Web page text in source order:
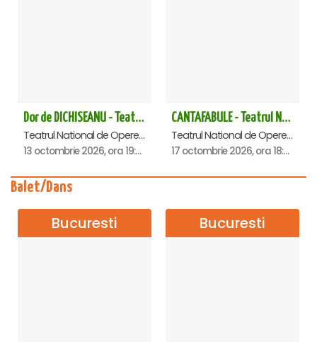
Dor de DICHISEANU - Teatrul Național de Operetă și Musical „Ion Dacian"
Teatrul National de Opereta si Musical Ion Dacian, Bucuresti
13 octombrie 2026, ora 19:00
CANTAFABULE - Teatrul National de Opereta si Musical
Teatrul National de Opereta si Musical Ion Dacian, Bucuresti
17 octombrie 2026, ora 18:00
Balet/Dans
Bucuresti Bucuresti